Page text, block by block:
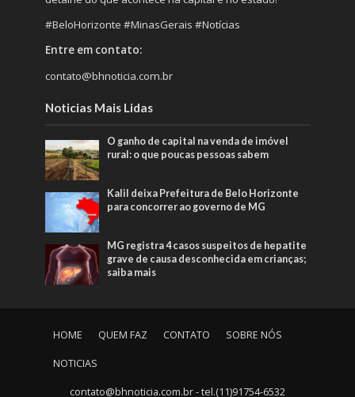
#BeloHorizonte #MinasGerais #Notícias
Entre em contato:
contato@bhnoticia.com.br
Noticias Mais Lidas
O ganho de capital na venda de imóvel
rural: o que poucas pessoas sabem
Kalil deixa Prefeitura de Belo Horizonte
para concorrer ao governo de MG
MG registra 4 casos suspeitos de hepatite
grave de causa desconhecida em crianças;
saiba mais
HOME QUEM FAZ CONTATO SOBRE NÓS
NOTICIAS
contato@bhnoticia.com.br- tel.(11)91754-6532